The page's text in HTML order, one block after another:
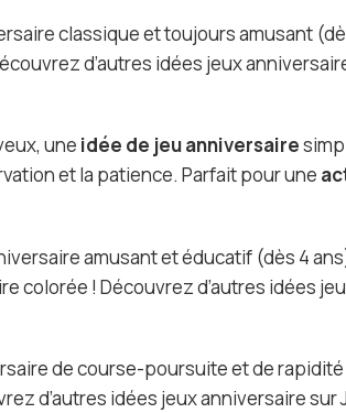
classique et toujours amusant
d’autres idées jeux
une idée de jeu anniversaire
et la patience. Parfait pour une
amusant et éducatif (dès 4
colorée ! Découvrez d’autres idées
de course-poursuite et de
d’autres idées jeux anniversaire sur